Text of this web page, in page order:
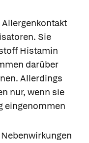
. Sie
Histamin
darüber
Allerdings
nur, wenn sie
eingenommen